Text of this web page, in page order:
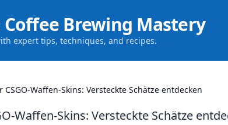
Brewing Mastery
expert tips, techniques, and recipes.
Waffen-Skins: Versteckte Schätze entdecken
Waffen-Skins: Versteckte Schätze